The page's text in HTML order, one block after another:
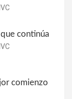
continúa
comienzo